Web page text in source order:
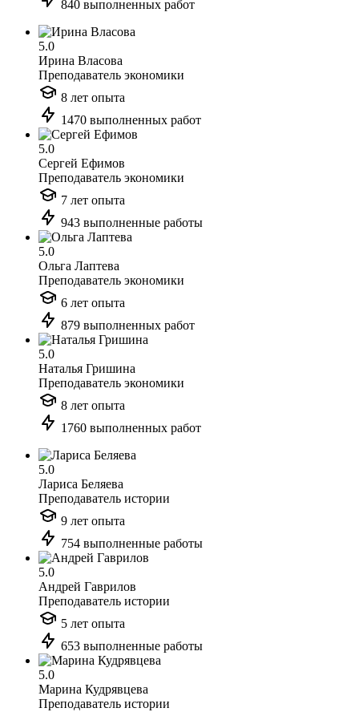
840 выполненных работ
5.0
Ирина Власова
Преподаватель экономики
8 лет опыта
1470 выполненных работ
5.0
Сергей Ефимов
Преподаватель экономики
7 лет опыта
943 выполненные работы
5.0
Ольга Лаптева
Преподаватель экономики
6 лет опыта
879 выполненных работ
5.0
Наталья Гришина
Преподаватель экономики
8 лет опыта
1760 выполненных работ
5.0
Лариса Беляева
Преподаватель истории
9 лет опыта
754 выполненные работы
5.0
Андрей Гаврилов
Преподаватель истории
5 лет опыта
653 выполненные работы
5.0
Марина Кудрявцева
Преподаватель истории